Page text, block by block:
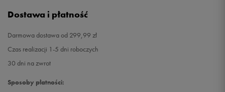
Dostawa i płatność
Darmowa dostawa od 299,99 zł
Czas realizacji 1-5 dni roboczych
30 dni na zwrot
Sposoby płatności: